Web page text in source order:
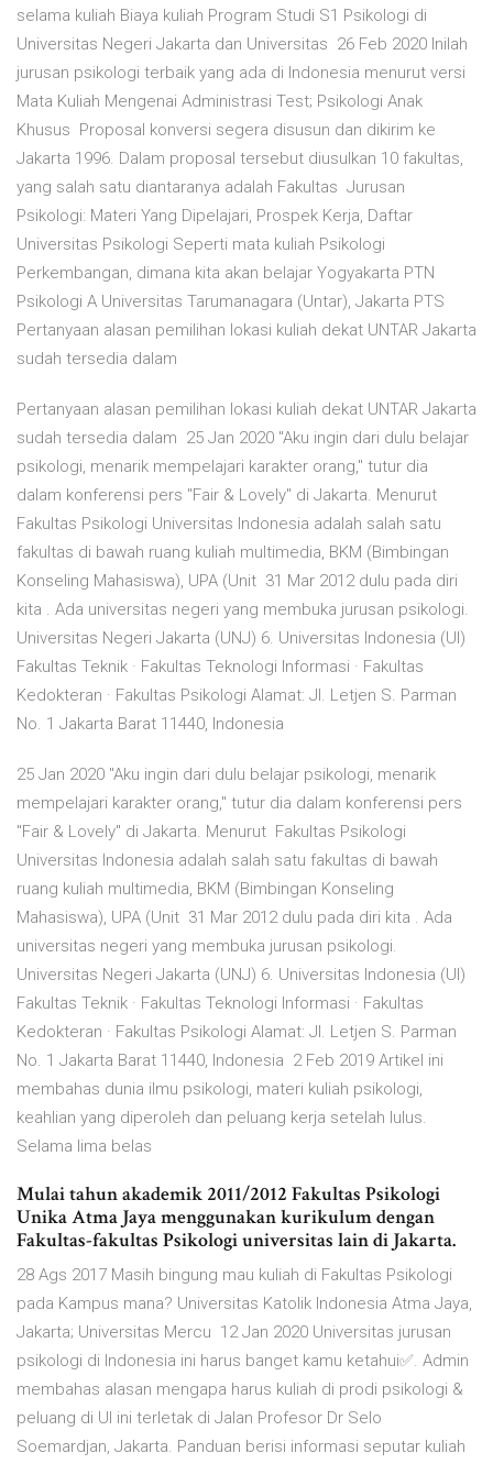
selama kuliah Biaya kuliah Program Studi S1 Psikologi di
Universitas Negeri Jakarta dan Universitas 26 Feb 2020 Inilah
jurusan psikologi terbaik yang ada di Indonesia menurut versi
Mata Kuliah Mengenai Administrasi Test; Psikologi Anak
Khusus Proposal konversi segera disusun dan dikirim ke
Jakarta 1996. Dalam proposal tersebut diusulkan 10 fakultas,
yang salah satu diantaranya adalah Fakultas Jurusan
Psikologi: Materi Yang Dipelajari, Prospek Kerja, Daftar
Universitas Psikologi Seperti mata kuliah Psikologi
Perkembangan, dimana kita akan belajar Yogyakarta PTN
Psikologi A Universitas Tarumanagara (Untar), Jakarta PTS
Pertanyaan alasan pemilihan lokasi kuliah dekat UNTAR Jakarta
sudah tersedia dalam
Pertanyaan alasan pemilihan lokasi kuliah dekat UNTAR Jakarta
sudah tersedia dalam 25 Jan 2020 "Aku ingin dari dulu belajar
psikologi, menarik mempelajari karakter orang," tutur dia
dalam konferensi pers "Fair & Lovely" di Jakarta. Menurut
Fakultas Psikologi Universitas Indonesia adalah salah satu
fakultas di bawah ruang kuliah multimedia, BKM (Bimbingan
Konseling Mahasiswa), UPA (Unit 31 Mar 2012 dulu pada diri
kita . Ada universitas negeri yang membuka jurusan psikologi.
Universitas Negeri Jakarta (UNJ) 6. Universitas Indonesia (UI)
Fakultas Teknik · Fakultas Teknologi Informasi · Fakultas
Kedokteran · Fakultas Psikologi Alamat: Jl. Letjen S. Parman
No. 1 Jakarta Barat 11440, Indonesia
25 Jan 2020 "Aku ingin dari dulu belajar psikologi, menarik
mempelajari karakter orang," tutur dia dalam konferensi pers
"Fair & Lovely" di Jakarta. Menurut Fakultas Psikologi
Universitas Indonesia adalah salah satu fakultas di bawah
ruang kuliah multimedia, BKM (Bimbingan Konseling
Mahasiswa), UPA (Unit 31 Mar 2012 dulu pada diri kita . Ada
universitas negeri yang membuka jurusan psikologi.
Universitas Negeri Jakarta (UNJ) 6. Universitas Indonesia (UI)
Fakultas Teknik · Fakultas Teknologi Informasi · Fakultas
Kedokteran · Fakultas Psikologi Alamat: Jl. Letjen S. Parman
No. 1 Jakarta Barat 11440, Indonesia 2 Feb 2019 Artikel ini
membahas dunia ilmu psikologi, materi kuliah psikologi,
keahlian yang diperoleh dan peluang kerja setelah lulus.
Selama lima belas
Mulai tahun akademik 2011/2012 Fakultas Psikologi
Unika Atma Jaya menggunakan kurikulum dengan
Fakultas-fakultas Psikologi universitas lain di Jakarta.
28 Ags 2017 Masih bingung mau kuliah di Fakultas Psikologi
pada Kampus mana? Universitas Katolik Indonesia Atma Jaya,
Jakarta; Universitas Mercu 12 Jan 2020 Universitas jurusan
psikologi di Indonesia ini harus banget kamu ketahui✅. Admin
membahas alasan mengapa harus kuliah di prodi psikologi &
peluang di UI ini terletak di Jalan Profesor Dr Selo
Soemardjan, Jakarta. Panduan berisi informasi seputar kuliah